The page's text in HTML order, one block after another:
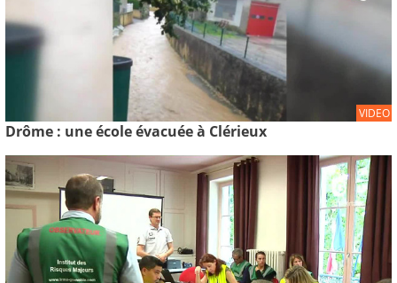
VIDEO
Drôme : une école évacuée à Clérieux